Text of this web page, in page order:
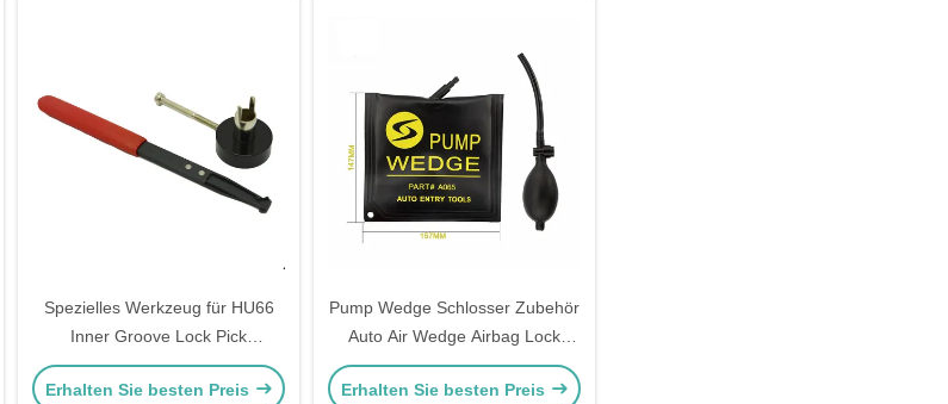
Spezielles Werkzeug für HU66
Inner Groove Lock Pick
Schlosserwerkzeug
Schlosseröffner Schlosser Pick
Erhalten Sie besten Preis
Pump Wedge Schlosser Zubehör
Auto Air Wedge Airbag Lock
Professionelle Öffnen Auto Tür
Fenster Schloss Öffner
Erhalten Sie besten Preis